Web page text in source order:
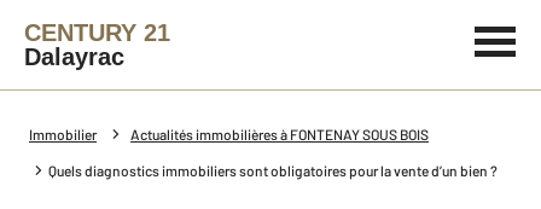
CENTURY 21
Dalayrac
Immobilier Actualités immobilières à FONTENAY SOUS BOIS
Quels diagnostics immobiliers sont obligatoires pour la vente d’un bien ?